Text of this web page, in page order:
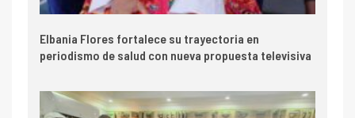
Elbania Flores fortalece su trayectoria en
periodismo de salud con nueva propuesta televisiva